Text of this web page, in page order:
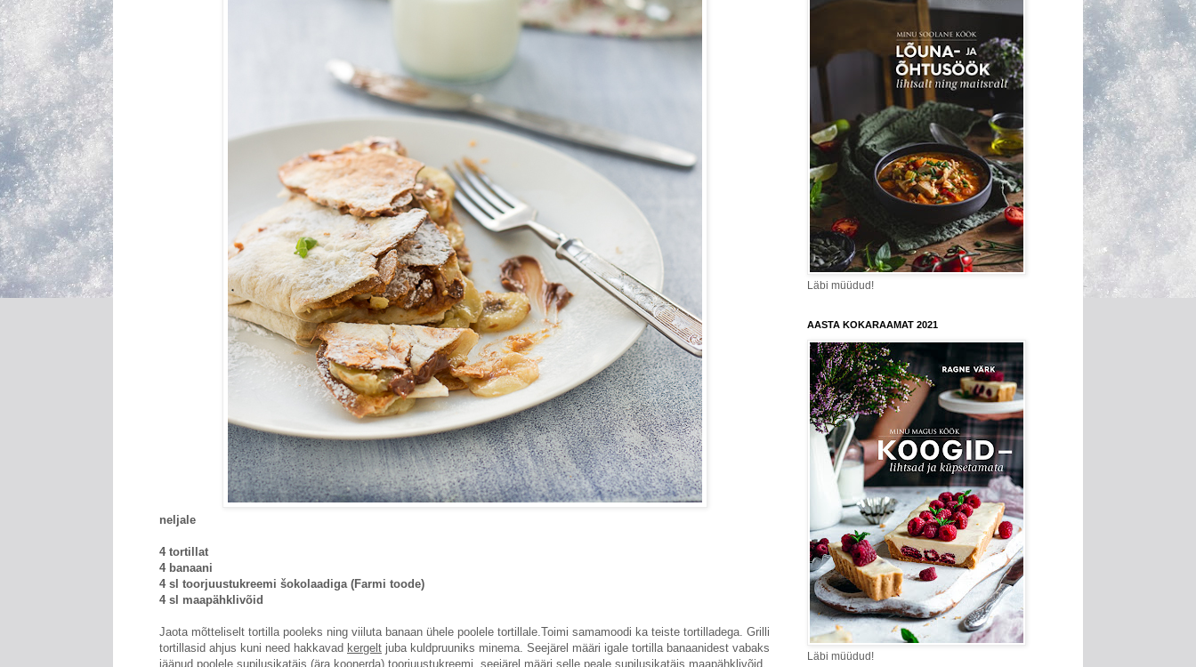
neljale
4 tortillat
4 banaani
4 sl toorjuustukreemi šokolaadiga (Farmi toode)
4 sl maapähklivõid
Jaota mõtteliselt tortilla pooleks ning viiluta banaan ühele poolele tortillale.Toimi samamoodi ka teiste tortilladega. Grilli
tortillasid ahjus kuni need hakkavad kergelt juba kuldpruuniks minema. Seejärel määri igale tortilla banaanidest vabaks
jäänud poolele supilusikatäis (ära koonerda) toorjuustukreemi, seejärel määri selle peale supilusikatäis maapähklivõid.
Läbi müüdud!
AASTA KOKARAAMAT 2021
Läbi müüdud!